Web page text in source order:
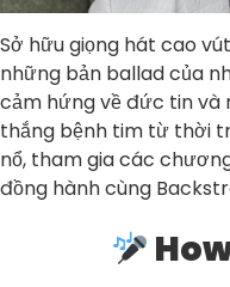
Sở hữu giọng hát cao
những bản ballad của
cảm hứng về đức tin và
thắng bệnh tim từ thời
nổ, tham gia các
đồng hành cùng